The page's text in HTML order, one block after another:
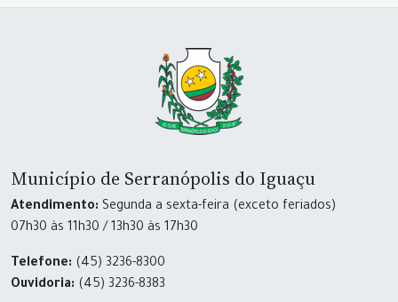
Município de Serranópolis do Iguaçu
Atendimento: Segunda a sexta-feira (exceto feriados)
07h30 às 11h30 / 13h30 às 17h30
Telefone: (45) 3236-8300
Ouvidoria: (45) 3236-8383